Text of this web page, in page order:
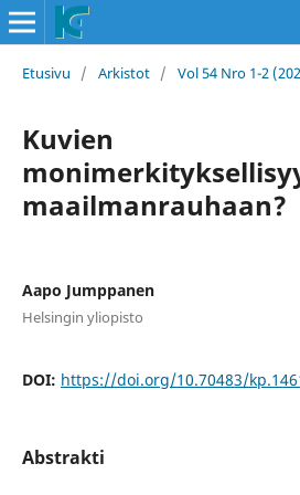
Etusivu / Arkistot / Vol 54 Nro 1-2
Kuvien
maailmanrauhaan?
Aapo Jumppanen
Helsingin yliopisto
DOI: https://doi.org/10.70483/
Abstrakti